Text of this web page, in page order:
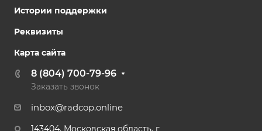
Истории поддержки
Реквизиты
Карта сайта
8 (804) 700-79-96
Заказать звонок
inbox@radcop.online
143404, Московская область, г